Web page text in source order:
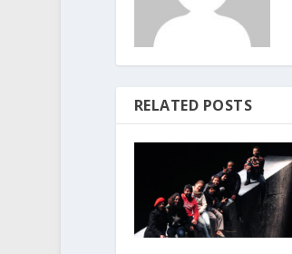
RELATED POSTS